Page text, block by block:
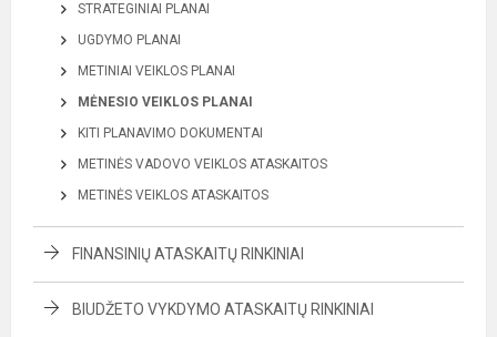
STRATEGINIAI PLANAI
UGDYMO PLANAI
METINIAI VEIKLOS PLANAI
MĖNESIO VEIKLOS PLANAI
KITI PLANAVIMO DOKUMENTAI
METINĖS VADOVO VEIKLOS ATASKAITOS
METINĖS VEIKLOS ATASKAITOS
FINANSINIŲ ATASKAITŲ RINKINIAI
BIUDŽETO VYKDYMO ATASKAITŲ RINKINIAI